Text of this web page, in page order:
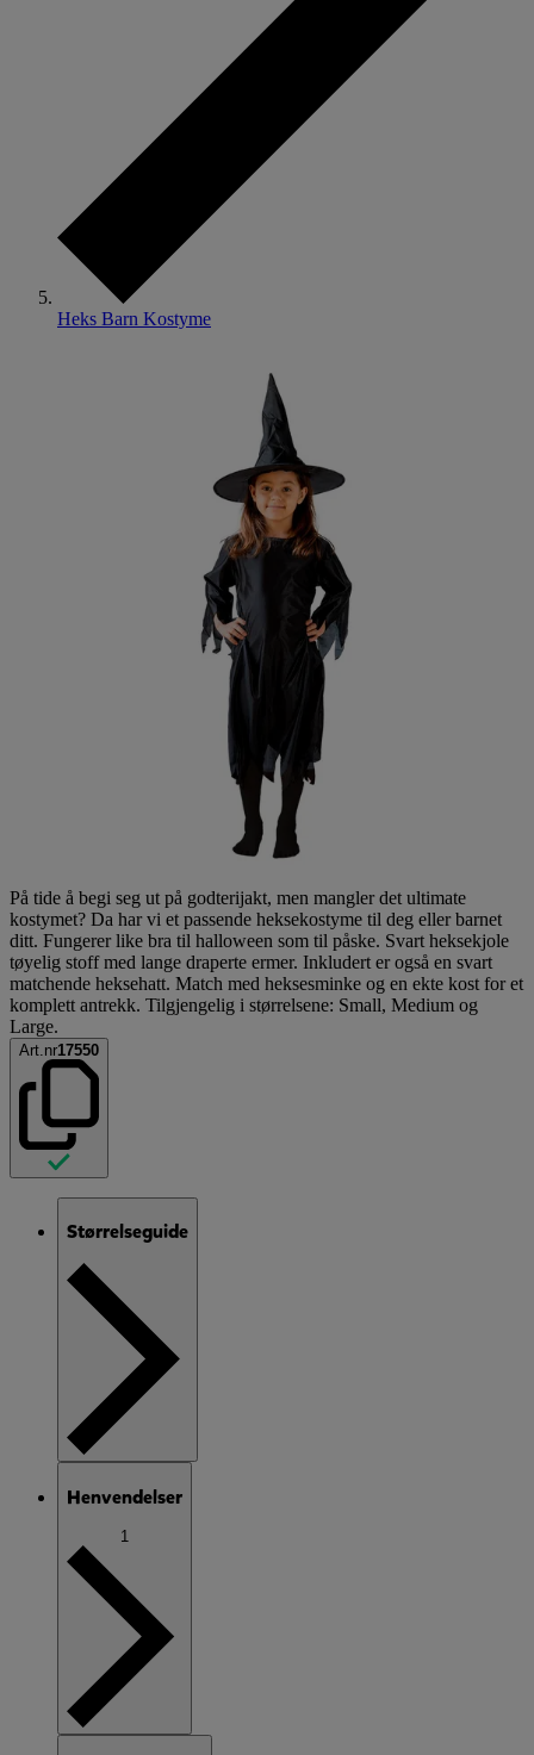
Heks Barn Kostyme
På tide å begi seg ut på godterijakt, men mangler det ultimate
kostymet? Da har vi et passende heksekostyme til deg eller barnet
ditt. Fungerer like bra til halloween som til påske. Svart heksekjole
tøyelig stoff med lange draperte ermer. Inkludert er også en svart
matchende heksehatt. Match med heksesminke og en ekte kost for et
komplett antrekk. Tilgjengelig i størrelsene: Small, Medium og
Large.
Art.nr17550
Størrelseguide
Henvendelser
1